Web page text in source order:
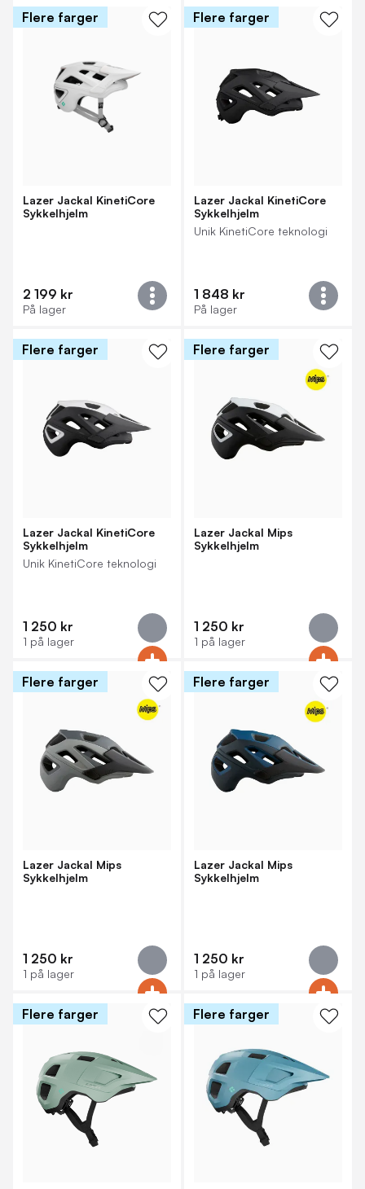
Flere farger
Lazer Jackal KinetiCore
Sykkelhjelm
2 199 kr
På lager
Flere farger
Lazer Jackal KinetiCore
Sykkelhjelm
Unik KinetiCore teknologi
1 848 kr
På lager
Flere farger
Lazer Jackal KinetiCore
Sykkelhjelm
Unik KinetiCore teknologi
1 250 kr
1 på lager
Flere farger
Lazer Jackal Mips
Sykkelhjelm
1 250 kr
1 på lager
Flere farger
Lazer Jackal Mips
Sykkelhjelm
1 250 kr
1 på lager
Flere farger
Lazer Jackal Mips
Sykkelhjelm
1 250 kr
1 på lager
Flere farger Flere farger